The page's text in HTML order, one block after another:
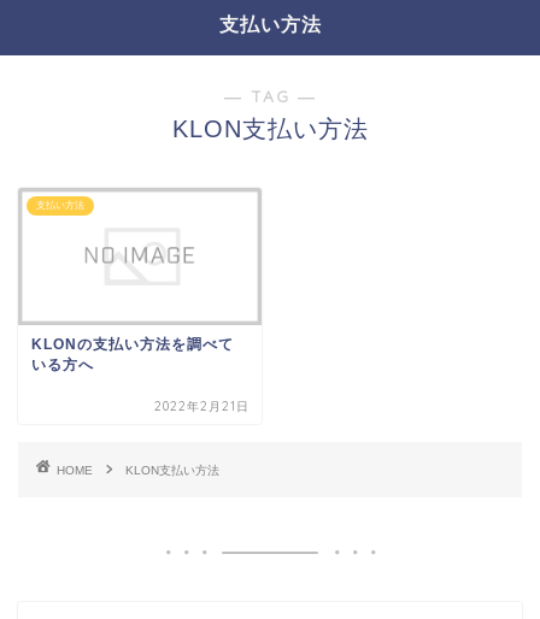
支払い方法
― TAG ―
KLON支払い方法
支払い方法
KLONの支払い方法を調べて
いる方へ
2022年2月21日
HOME KLON支払い方法